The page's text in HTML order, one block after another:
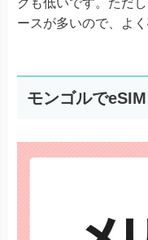
ースが多いので、よ
モンゴルで